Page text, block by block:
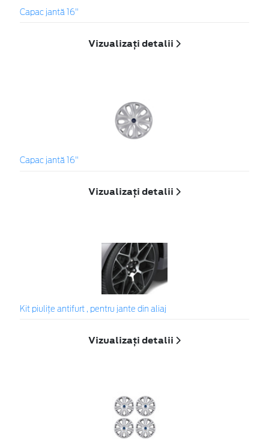
Capac jantă 16"
Vizualizați detalii
Capac jantă 16"
Vizualizați detalii
Kit piuliţe antifurt , pentru jante din aliaj
Vizualizați detalii